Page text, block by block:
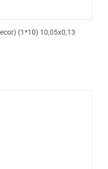
(1*10) 10,05х0,13